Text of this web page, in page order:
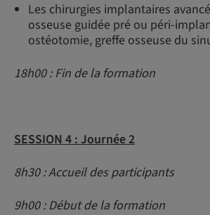
Les chirurgies implantaires
osseuse guidée pré ou péri-
ostéotomie, greffe osseuse du
18h00 : Fin de la formation
SESSION 4 : Journée 2
8h30 : Accueil des participants
9h00 : Début de la formation